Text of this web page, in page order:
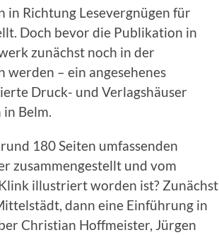
in Richtung Lesevergnügen für
Doch bevor die Publikation in
zunächst noch in der
werden – ein angesehenes
Druck- und Verlagshäuser
Belm.
180 Seiten umfassenden
zusammengestellt und vom
illustriert worden ist? Zunächst
dann eine Einführung in
Christian Hoffmeister, Jürgen